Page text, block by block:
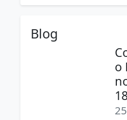
Blog
o